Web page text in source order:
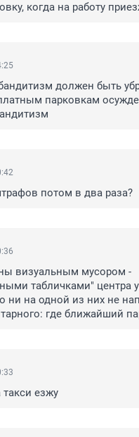
когда на работу
должен быть
парковкам
потом в два раза?
визуальным мусором -
табличками" центра
ни на одной из них не
где ближайший
езжу